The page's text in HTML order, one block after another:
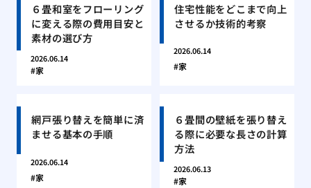
６畳和室をフローリング
に変える際の費用目安と
素材の選び方
2026.06.14
家
住宅性能をどこまで向上
させるか技術的考察
2026.06.14
家
網戸張り替えを簡単に済
ませる基本の手順
2026.06.14
家
６畳間の壁紙を張り替え
る際に必要な長さの計算
方法
2026.06.13
家